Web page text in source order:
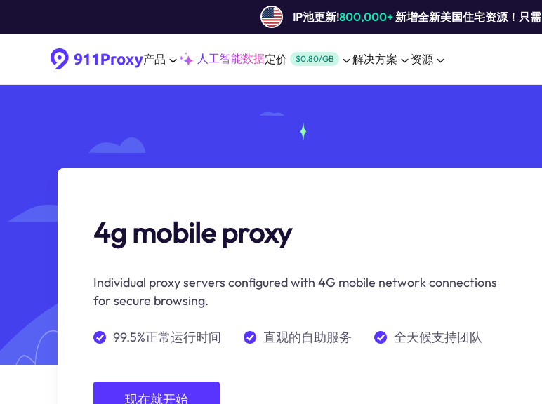
IP池更新!800,000+新增全新美国住宅资源！只需
产品 人工智能数据定价 $0.80/GB 解决方案 资源
4g mobile proxy
Individual proxy servers configured with 4G mobile network connections
for secure browsing.
99.5%正常运行时间 直观的自助服务 全天候支持团队
现在就开始